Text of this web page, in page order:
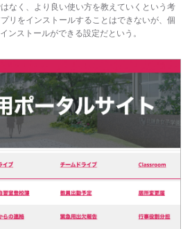
なく、より良い使い方を教えていくという考
リをインストールすることはできないが、個
ンストールができる設定だという。